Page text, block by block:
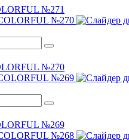
№271
№270
№269